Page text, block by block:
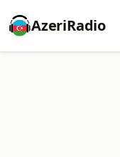
AzeriRadio